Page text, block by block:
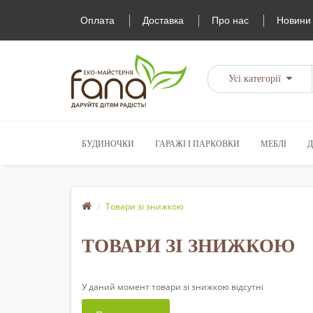
Оплата Доставка Про нас Новини
Усі категорії
БУДИНОЧКИ ГАРАЖІ І ПАРКОВКИ МЕБЛІ
Товари зі знижкою
ТОВАРИ ЗІ ЗНИЖКОЮ
У даний момент товари зі знижкою відсутні